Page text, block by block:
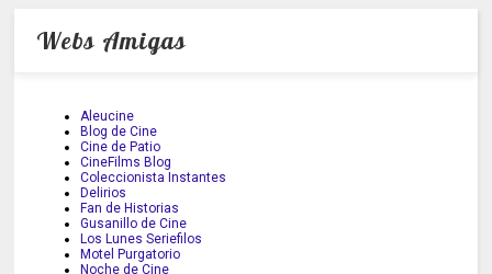
Webs Amigas
Aleucine
Blog de Cine
Cine de Patio
CineFilms Blog
Coleccionista Instantes
Delirios
Fan de Historias
Gusanillo de Cine
Los Lunes Seriefilos
Motel Purgatorio
Noche de Cine